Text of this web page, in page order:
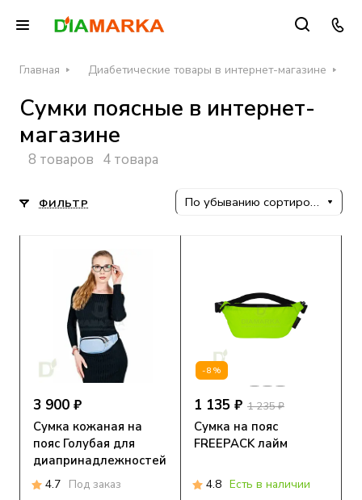
Главная Диабетические товары в интернет-магазине
Сумки поясные в интернет-
магазине
8 товаров 4 товара
ФИЛЬТР По убыванию сортировки
3 900 ₽
Сумка кожаная на
пояс Голубая для
диапринадлежностей
4.7 Под заказ
-8%
1 135 ₽ 1 235 ₽
Сумка на пояс
FREEPACK лайм
4.8 Есть в наличии